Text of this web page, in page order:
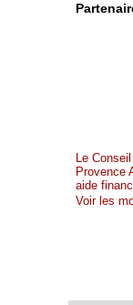
Le
Provence
aide
Voir les